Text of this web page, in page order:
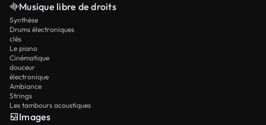
Musique libre de droits
Synthèse
Drums électroniques
clés
Le piano
Cinématique
douceur
électronique
Ambiance
Strings
Les tambours acoustiques
Images